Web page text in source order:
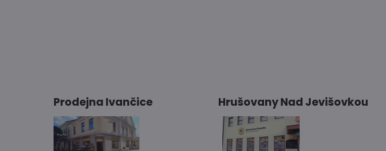
Prodejna Ivančice Hrušovany Nad Jevišovkou